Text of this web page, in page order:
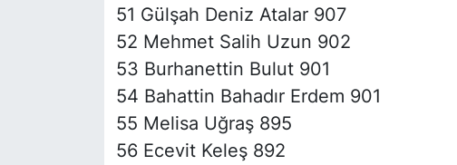
51 Gülşah Deniz Atalar 907
52 Mehmet Salih Uzun 902
53 Burhanettin Bulut 901
54 Bahattin Bahadır Erdem 901
55 Melisa Uğraş 895
56 Ecevit Keleş 892